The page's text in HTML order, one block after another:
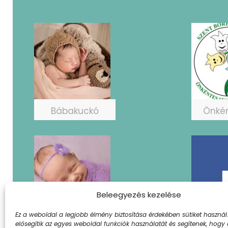
Beleegyezés kezelése
Ez a weboldal a legjobb élmény biztosítása érdekében sütiket
elősegítik az egyes weboldal funkciók használatát és segítenek, hogy
Bábakuckó
PICifészek